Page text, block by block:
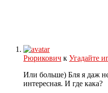
Рюрикович к Угадайте
Или больше) Бля я даж
интересная. И где кака?